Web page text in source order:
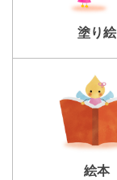
塗り絵
絵本